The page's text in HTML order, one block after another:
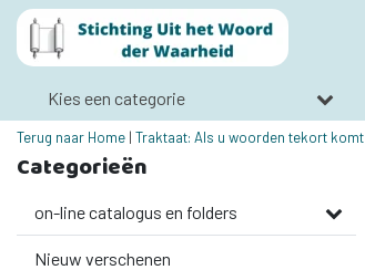
Kies een categorie
Terug naar Home | Traktaat: Als u woorden tekort komt
Categorieën
on-line catalogus en folders
Nieuw verschenen